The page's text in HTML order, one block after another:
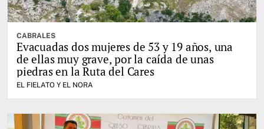
CABRALES
Evacuadas dos mujeres de 53 y 19 años, una
de ellas muy grave, por la caída de unas
piedras en la Ruta del Cares
EL FIELATO Y EL NORA